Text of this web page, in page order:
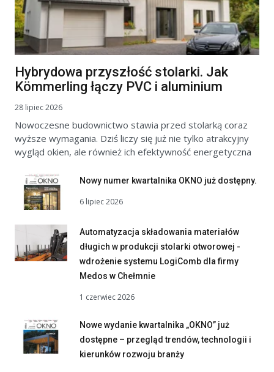
Hybrydowa przyszłość stolarki. Jak
Kömmerling łączy PVC i aluminium
28 lipiec 2026
Nowoczesne budownictwo stawia przed stolarką coraz
wyższe wymagania. Dziś liczy się już nie tylko atrakcyjny
wygląd okien, ale również ich efektywność energetyczna
Nowy numer kwartalnika OKNO już dostępny.
6 lipiec 2026
Automatyzacja składowania materiałów
długich w produkcji stolarki otworowej -
wdrożenie systemu LogiComb dla firmy
Medos w Chełmnie
1 czerwiec 2026
Nowe wydanie kwartalnika „OKNO” już
dostępne – przegląd trendów, technologii i
kierunków rozwoju branży